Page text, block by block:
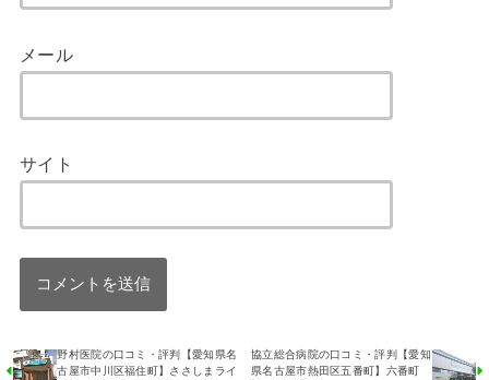
メール
サイト
野村医院の口コミ・評判【愛知県名
古屋市中川区福住町】ささしまライ
協立総合病院の口コミ・評判【愛知
県名古屋市熱田区五番町】六番町